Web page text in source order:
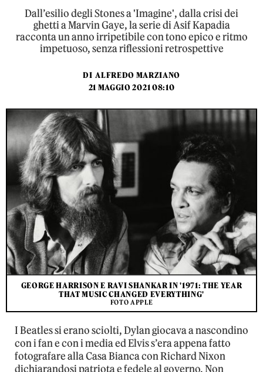
Dall’esilio degli Stones a 'Imagine', dalla crisi dei
ghetti a Marvin Gaye, la serie di Asif Kapadia
racconta un anno irripetibile con tono epico e ritmo
impetuoso, senza riflessioni retrospettive
DI ALFREDO MARZIANO
21 MAGGIO 2021 08:10
GEORGE HARRISON E RAVI SHANKAR IN '1971: THE YEAR
THAT MUSIC CHANGED EVERYTHING'
FOTO APPLE
I Beatles si erano sciolti, Dylan giocava a nascondino
con i fan e con i media ed Elvis s’era appena fatto
fotografare alla Casa Bianca con Richard Nixon
dichiarandosi patriota e fedele al governo. Non